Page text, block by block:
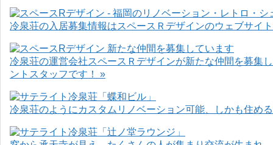
冷泉荘の入居募集情報はスペースＲデザインのウェブサイ
冷泉荘の運営会社スペースＲデザインが新たな仲間を募集
ントスタッフです！ »
冷泉荘のようにカスタムリノベーション可能、しかも住め